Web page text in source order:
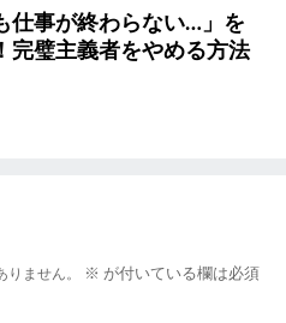
仕事が終わらない…」を
完璧主義者をやめる方法
りません。 ※ が付いている欄は必須